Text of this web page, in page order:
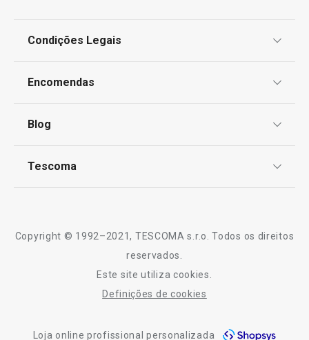
Todos os produtos da linha CLASSIC
Condições Legais
Livro de Reclamações
Encomendas
Perguntas Frequentes
Blog
Tescoma
Copyright © 1992–2021, TESCOMA s.r.o. Todos os direitos
reservados.
Este site utiliza cookies.
Definições de cookies
Loja online profissional personalizada